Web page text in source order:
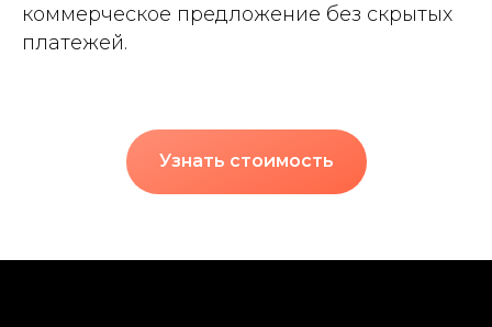
коммерческое предложение без скрытых
платежей.
Узнать стоимость